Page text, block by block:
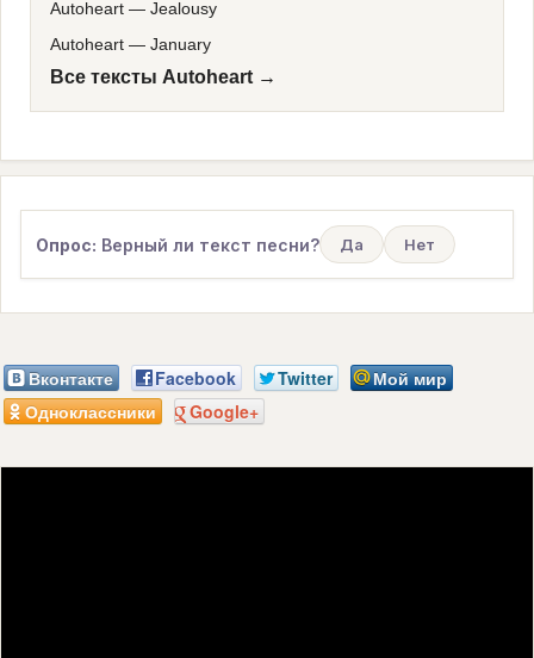
Autoheart — Jealousy
Autoheart — January
Все тексты Autoheart →
Опрос: Верный ли текст песни? Да Нет
Вконтакте Facebook Twitter
Мой мир
Одноклассники
Google+